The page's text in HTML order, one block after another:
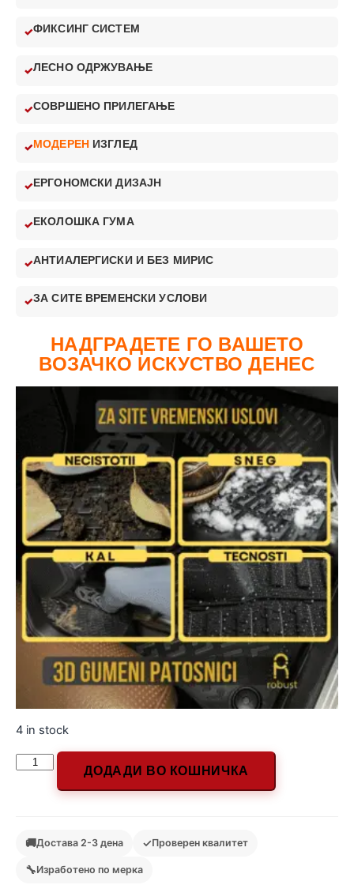
ФИКСИНГ СИСТЕМ
ЛЕСНО ОДРЖУВАЊЕ
СОВРШЕНО ПРИЛЕГАЊЕ
МОДЕРЕН ИЗГЛЕД
ЕРГОНОМСКИ ДИЗАЈН
ЕКОЛОШКА ГУМА
АНТИАЛЕРГИСКИ И БЕЗ МИРИС
ЗА СИТЕ ВРЕМЕНСКИ УСЛОВИ
НАДГРАДЕТЕ ГО ВАШЕТО
ВОЗАЧКО ИСКУСТВО ДЕНЕС
4 in stock
ДОДАДИ ВО КОШНИЧКА
🚚Достава 2-3 дена ✓Проверен квалитет
🔧Изработено по мерка